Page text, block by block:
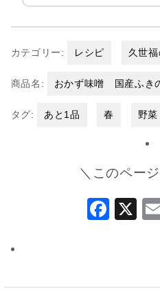
カテゴリー: レシピ 久世
商品名: おかず味噌 国産ふき
タグ: あと1品 春 野菜
＼このペー
X